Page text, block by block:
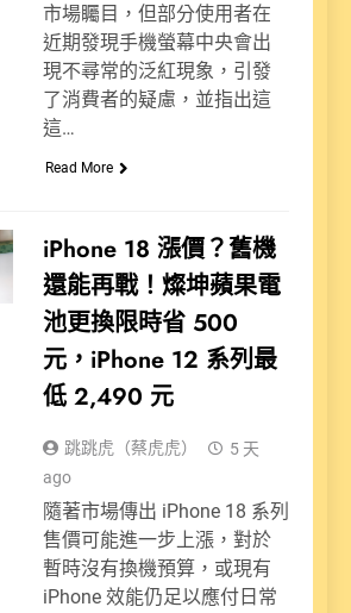
市場矚目，但部分使用者在
近期發現手機螢幕中央會出
現不尋常的泛紅現象，引發
了消費者的疑慮，並指出這
這…
Read More
iPhone 18 漲價？舊機
還能再戰！燦坤蘋果電
池更換限時省 500
元，iPhone 12 系列最
低 2,490 元
跳跳虎（蔡虎虎）
5 天
ago
隨著市場傳出 iPhone 18 系列
售價可能進一步上漲，對於
暫時沒有換機預算，或現有
iPhone 效能仍足以應付日常